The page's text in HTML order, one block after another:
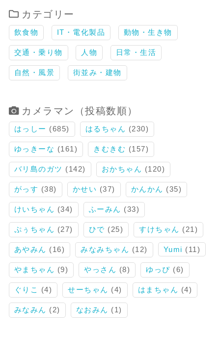
カテゴリー
飲食物 IT・電化製品 動物・生き物
交通・乗り物 人物 日常・生活
自然・風景 街並み・建物
カメラマン（投稿数順）
はっしー (685) はるちゃん (230)
ゆっきーな (161) きむきむ (157)
バリ島のガツ (142) おかちゃん (120)
がっす (38) かせい (37) かんかん (35)
けいちゃん (34) ふーみん (33)
ぷぅちゃん (27) ひで (25) すけちゃん (21)
あやみん (16) みなみちゃん (12) Yumi (11)
やまちゃん (9) やっさん (8) ゆっぴ (6)
ぐりこ (4) せーちゃん (4) はまちゃん (4)
みなみん (2) なおみん (1)